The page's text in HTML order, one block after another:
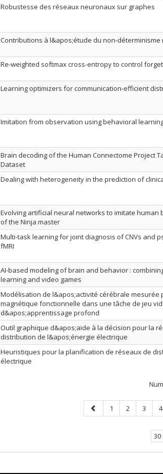
Robustesse des réseaux neuronaux sur graphes
Contributions à l&apos;étude du non-déterminisme
Re-weighted softmax cross-entropy to control
Learning optimizers for communication-efficient
Imitation from observation using behavioral
Brain decoding of the Human Connectome Project
Dataset
Dealing with heterogeneity in the prediction of
Evolving‌ ‌artificial‌ ‌neural‌ ‌networks‌‌ ‌to‌ ‌imitate‌ ‌human‌
‌of‌ ‌the‌ ‌Ninja‌ ‌master‌
Multi-task learning for joint diagnosis of CNVs and
fMRI
AI-based modeling of brain and behavior :
learning and video games
Modélisation de l&apos;activité cérébrale mesurée
magnétique fonctionnelle dans une tâche de jeu
d&apos;apprentissage profond
Outil graphique d&apos;aide à la décision pour la
distribution de l&apos;énergie électrique
Heuristiques pour la planification de réseaux de
électrique
Previous
page
Page
1 Page
2 Page
3 4